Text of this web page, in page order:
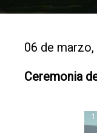
06 de marzo,
Ceremonia